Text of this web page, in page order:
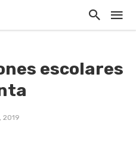
escolares
2019